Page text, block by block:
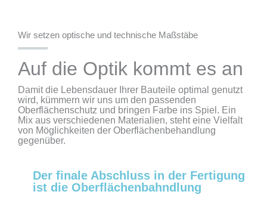
Wir setzen optische und technische Maßstäbe
Auf die Optik kommt es an
Damit die Lebensdauer Ihrer Bauteile optimal genutzt
wird, kümmern wir uns um den passenden
Oberflächenschutz und bringen Farbe ins Spiel. Ein
Mix aus verschiedenen Materialien, steht eine Vielfalt
von Möglichkeiten der Oberflächenbehandlung
gegenüber.
Der finale Abschluss in der Fertigung
ist die Oberflächenbahndlung